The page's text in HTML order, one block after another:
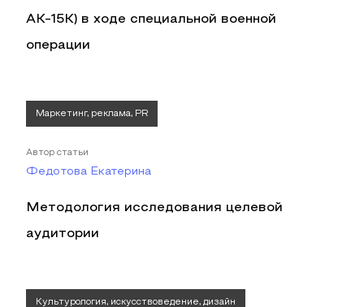
АК-15К) в ходе специальной военной
операции
Маркетинг, реклама, PR
Автор статьи
Федотова Екатерина
Методология исследования целевой
аудитории
Культурология, искусствоведение, дизайн